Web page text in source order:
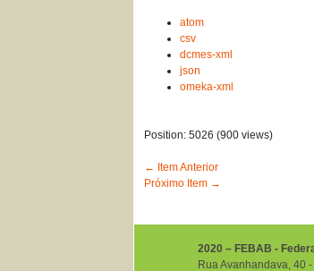
atom
csv
dcmes-xml
json
omeka-xml
Position:5026 (900 views)
← Item Anterior
Próximo Item →
2020 – FEBAB -
Rua Avanhandava, 40